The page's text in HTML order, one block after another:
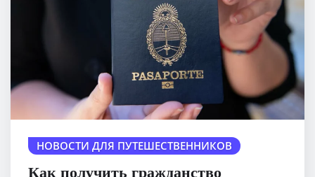
НОВОСТИ ДЛЯ ПУТЕШЕСТВЕННИКОВ
Как получить гражданство